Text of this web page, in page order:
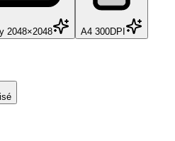
2048×2048 A4 300DPI